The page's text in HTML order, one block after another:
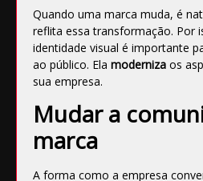
Quando uma marca muda, é
reflita essa transformação. Por
identidade visual é importante
ao público. Ela moderniza os
sua empresa.
Mudar a
marca
A forma como a empresa